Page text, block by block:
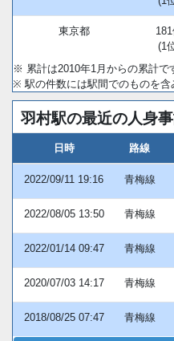
東京都
(1
※ 累計は2010年1月からの累計で
※ 駅の件数には駅間でのものを含
羽村駅の最近の人身
日時 路線
2022/09/11 19:16 青梅線
2022/08/05 13:50 青梅線
2022/01/14 09:47 青梅線
2020/07/03 14:17 青梅線
2018/08/25 07:47 青梅線